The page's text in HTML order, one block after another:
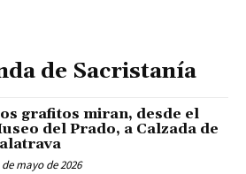
de Sacristanía
grafitos miran, desde el
del Prado, a Calzada de
de mayo de 2026